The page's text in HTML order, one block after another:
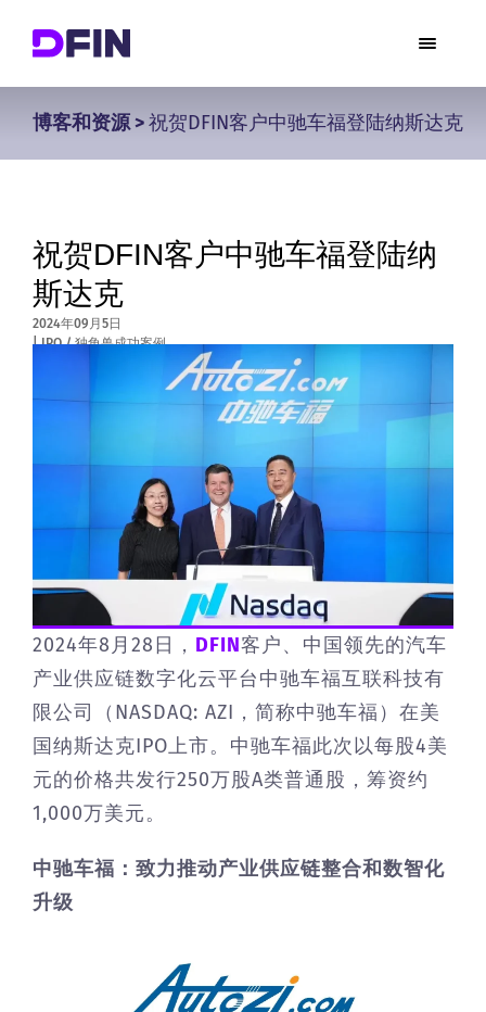
博客和资源>祝贺DFIN客户中驰车福登陆纳斯达克
祝贺DFIN客户中驰车福登陆纳
斯达克
2024年09月5日
| IPO / 独角兽成功案例
2024年8月28日， DFIN客户、中国领先的汽车
产业供应链数字化云平台中驰车福互联科技有
限公司（NASDAQ: AZI，简称中驰车福）在美
国纳斯达克IPO上市。中驰车福此次以每股4美
元的价格共发行250万股A类普通股，筹资约
1,000万美元。
中驰车福：致力推动产业供应链整合和数智化
升级